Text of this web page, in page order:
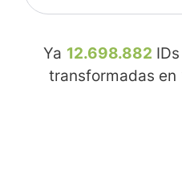
Ya 12.698.882
transformadas en